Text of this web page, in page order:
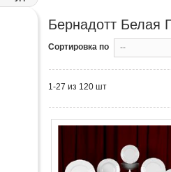
Бернадотт Белая
Сортировка по --
1-27 из 120 шт